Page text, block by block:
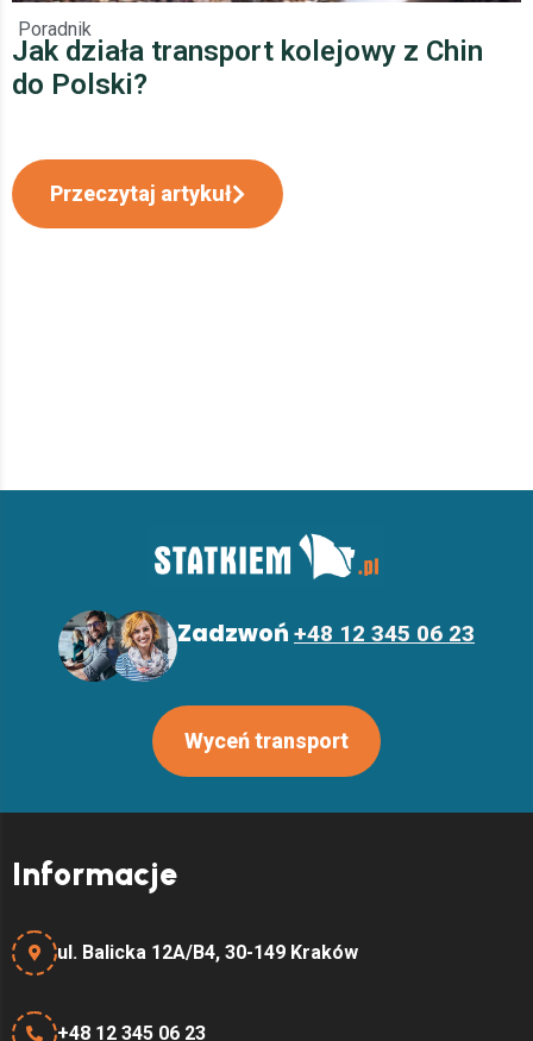
Poradnik
Jak działa transport kolejowy z Chin
do Polski?
Przeczytaj artykuł
Zadzwoń +48 12 345 06 23
Wyceń transport
Informacje
ul. Balicka 12A/B4, 30-149 Kraków
+48 12 345 06 23